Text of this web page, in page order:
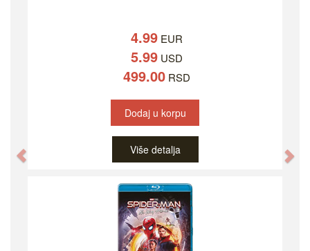
4.99 EUR
5.99 USD
499.00 RSD
Dodaj u korpu
Više detalja